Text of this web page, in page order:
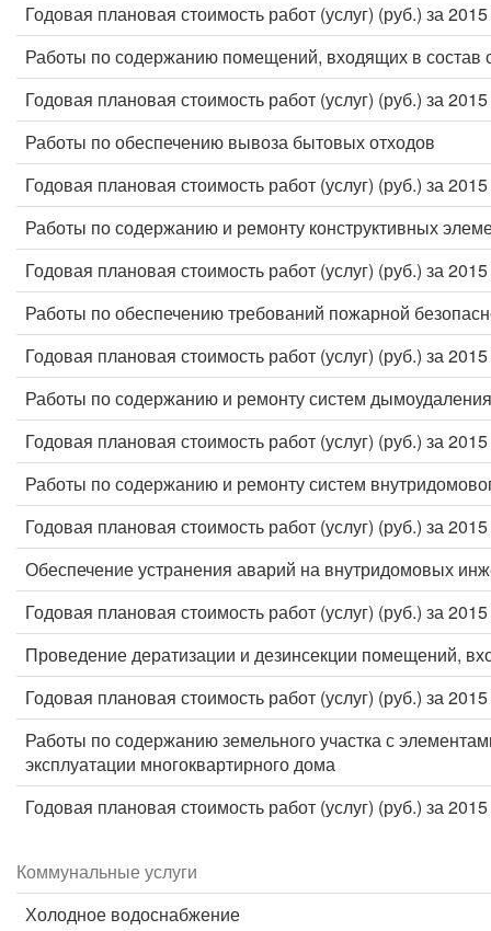
Годовая плановая стоимость работ (услуг) (руб.) за 2015
Работы по содержанию помещений, входящих в
Годовая плановая стоимость работ (услуг) (руб.) за 2015
Работы по обеспечению вывоза бытовых отходов
Годовая плановая стоимость работ (услуг) (руб.) за 2015
Работы по содержанию и ремонту конструктивных
Годовая плановая стоимость работ (услуг) (руб.) за 2015
Работы по обеспечению требований пожарной
Годовая плановая стоимость работ (услуг) (руб.) за 2015
Работы по содержанию и ремонту систем
Годовая плановая стоимость работ (услуг) (руб.) за 2015
Работы по содержанию и ремонту систем
Годовая плановая стоимость работ (услуг) (руб.) за 2015
Обеспечение устранения аварий на внутридомовых
Годовая плановая стоимость работ (услуг) (руб.) за 2015
Проведение дератизации и дезинсекции помещений,
Годовая плановая стоимость работ (услуг) (руб.) за 2015
Работы по содержанию земельного участка с
эксплуатации многоквартирного дома
Годовая плановая стоимость работ (услуг) (руб.) за 2015
Коммунальные услуги
Холодное водоснабжение